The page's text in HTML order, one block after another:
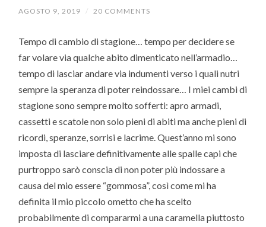
AGOSTO 9, 2019 / 20 COMMENTS
Tempo di cambio di stagione… tempo per decidere se
far volare via qualche abito dimenticato nell’armadio…
tempo di lasciar andare via indumenti verso i quali nutri
sempre la speranza di poter reindossare… I miei cambi di
stagione sono sempre molto sofferti: apro armadi,
cassetti e scatole non solo pieni di abiti ma anche pieni di
ricordi, speranze, sorrisi e lacrime. Quest’anno mi sono
imposta di lasciare definitivamente alle spalle capi che
purtroppo sarò conscia di non poter più indossare a
causa del mio essere “gommosa”, così come mi ha
definita il mio piccolo ometto che ha scelto
probabilmente di compararmi a una caramella piuttosto